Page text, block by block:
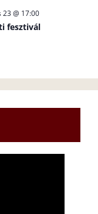
23 @ 17:00
fesztivál